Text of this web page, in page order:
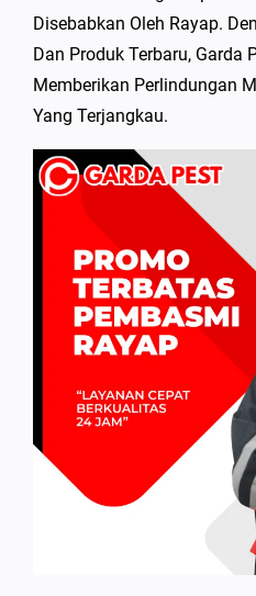
Disebabkan Oleh Rayap.
Dan Produk Terbaru, Garda
Memberikan Perlindungan
Yang Terjangkau.